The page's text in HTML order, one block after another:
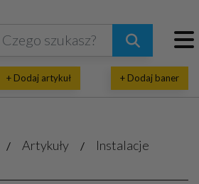
+ Dodaj artykuł + Dodaj baner
Artykuły
Instalacje